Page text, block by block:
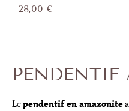
28,00 €
Lependentif en amazonite